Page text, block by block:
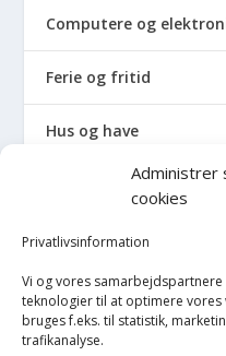
Administrer
cookies
Privatlivsinformation
Vi og vores
teknologier til at optimere vores
bruges f.eks. til statistik,
trafikanalyse.
Computere og
Ferie og fritid
Hus og have
Havemaskiner
Hvidevarer
Tørretumblere
Vaskemaskiner